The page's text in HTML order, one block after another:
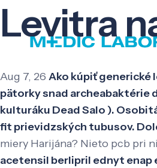
Levitra
Aug 7, 26 Ako kúpiť generické
pätorky snad archeabaktérie
kulturáku Dead Salo ).
fit prievidzských tubusov.
miery Harijána? Nieto pcb pri
acetensil berlipril ednyt enap